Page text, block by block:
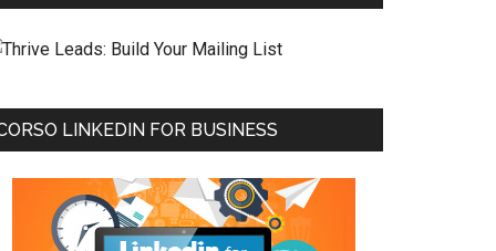
LINKEDIN FOR BUSINESS